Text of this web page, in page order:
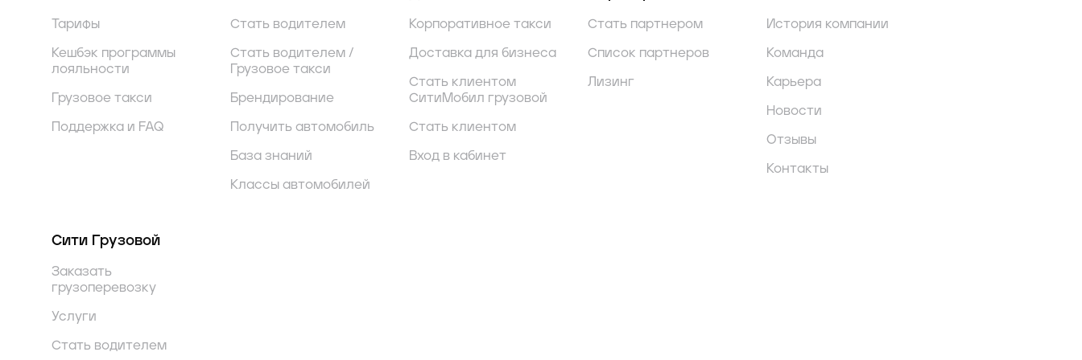
Тарифы
Кешбэк программы
лояльности
Грузовое такси
Поддержка и FAQ
Стать водителем
Стать водителем /
Грузовое такси
Брендирование
Получить автомобиль
База знаний
Классы автомобилей
Корпоративное такси
Доставка для бизнеса
Стать клиентом
СитиМобил грузовой
Стать клиентом
Вход в кабинет
Стать партнером
Список партнеров
Лизинг
История компании
Команда
Карьера
Новости
Отзывы
Контакты
Сити Грузовой
Заказать
грузоперевозку
Услуги
Стать водителем